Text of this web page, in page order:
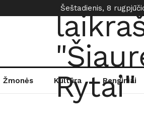
Šeštadienis, 8
Žmonės Kultūra Renginiai